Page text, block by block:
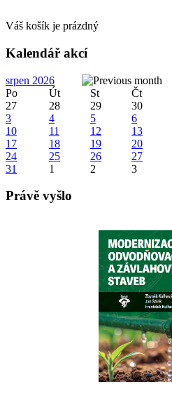
Váš košík je prázdný
Kalendář akcí
srpen 2026
Po
Út St Čt
27
28 29 30
3
4 5 6
10
11 12 13
17
18 19 20
24
25 26 27
31
1 2 3
Právě vyšlo